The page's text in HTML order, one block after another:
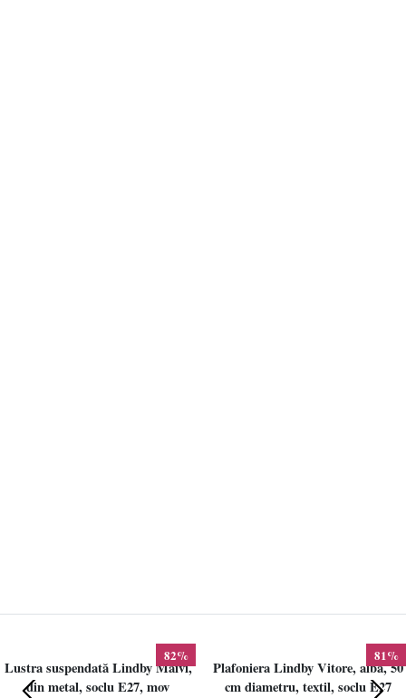
82%
Lustra suspendată Lindby Maivi,
din metal, soclu E27, mov
81%
Plafoniera Lindby Vitore, alba, 50
cm diametru, textil, soclu E27